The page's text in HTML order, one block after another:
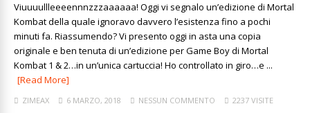
Viuuuullleeeennnzzzaaaaaa! Oggi vi segnalo un’edizione di Mortal
Kombat della quale ignoravo davvero l’esistenza fino a pochi
minuti fa. Riassumendo? Vi presento oggi in asta una copia
originale e ben tenuta di un’edizione per Game Boy di Mortal
Kombat 1 & 2…in un’unica cartuccia! Ho controllato in giro…e ...
[Read More]
ZIMEAX 6 MARZO, 2018 NESSUN COMMENTO 2237 VISITE